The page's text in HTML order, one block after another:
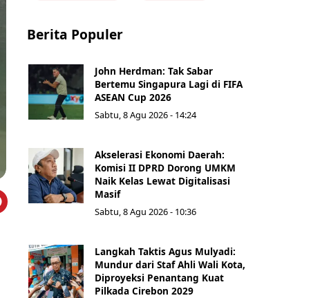
Berita Populer
John Herdman: Tak Sabar
Bertemu Singapura Lagi di FIFA
ASEAN Cup 2026
Sabtu, 8 Agu 2026 - 14:24
Akselerasi Ekonomi Daerah:
Komisi II DPRD Dorong UMKM
Naik Kelas Lewat Digitalisasi
Masif
Sabtu, 8 Agu 2026 - 10:36
Langkah Taktis Agus Mulyadi:
Mundur dari Staf Ahli Wali Kota,
Diproyeksi Penantang Kuat
Pilkada Cirebon 2029